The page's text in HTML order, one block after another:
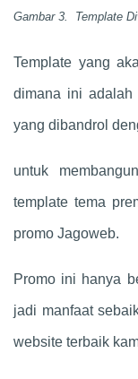
Gambar 3. Template
Template yang
dimana ini adalah
yang dibandrol
untuk
template tema
promo Jagoweb.
Promo ini hanya
jadi manfaat
website terbaik